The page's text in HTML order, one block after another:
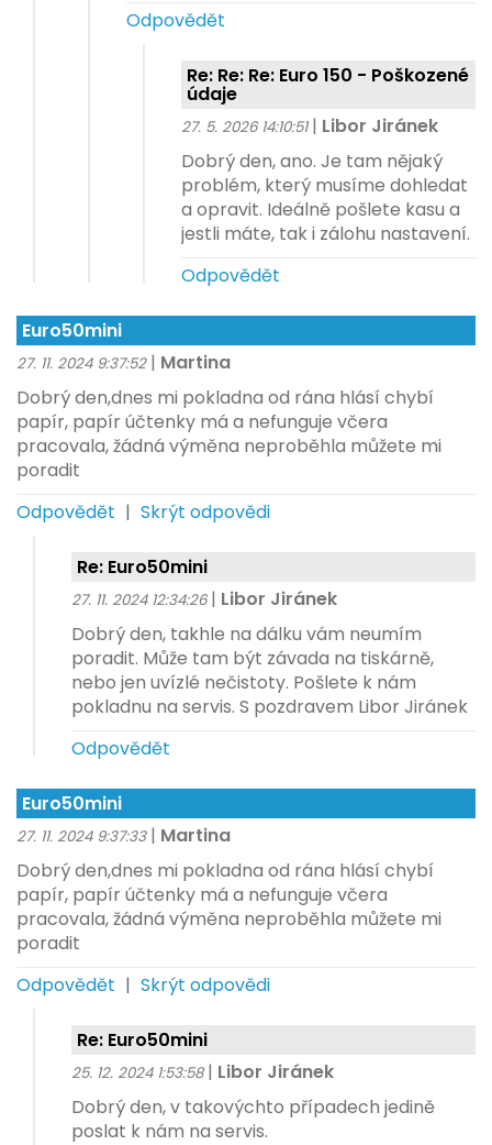
Odpovědět
Re: Re: Re: Euro 150 - Poškozené
údaje
27. 5. 2026 14:10:51 | Libor Jiránek
Dobrý den, ano. Je tam nějaký
problém, který musíme dohledat
a opravit. Ideálně pošlete kasu a
jestli máte, tak i zálohu nastavení.
Odpovědět
Euro50mini
27. 11. 2024 9:37:52 | Martina
Dobrý den,dnes mi pokladna od rána hlásí chybí
papír, papír účtenky má a nefunguje včera
pracovala, žádná výměna neproběhla můžete mi
poradit
Odpovědět | Skrýt odpovědi
Re: Euro50mini
27. 11. 2024 12:34:26 | Libor Jiránek
Dobrý den, takhle na dálku vám neumím
poradit. Může tam být závada na tiskárně,
nebo jen uvízlé nečistoty. Pošlete k nám
pokladnu na servis. S pozdravem Libor Jiránek
Odpovědět
Euro50mini
27. 11. 2024 9:37:33 | Martina
Dobrý den,dnes mi pokladna od rána hlásí chybí
papír, papír účtenky má a nefunguje včera
pracovala, žádná výměna neproběhla můžete mi
poradit
Odpovědět | Skrýt odpovědi
Re: Euro50mini
25. 12. 2024 1:53:58 | Libor Jiránek
Dobrý den, v takovýchto případech jedině
poslat k nám na servis.